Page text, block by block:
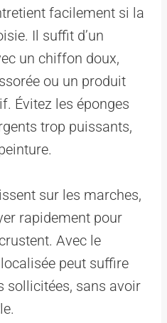
facilement si la
Il suffit d’un
un chiffon doux,
ou un produit
Évitez les éponges
trop puissants,
sur les marches,
rapidement pour
Avec le
peut suffire
sollicitées, sans avoir